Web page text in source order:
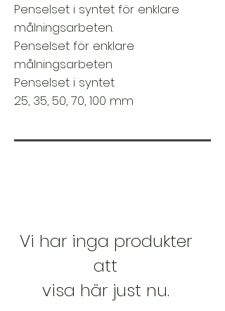
Penselset i syntet för enklare
målningsarbeten.
Penselset för enklare
målningsarbeten
Penselset i syntet
25, 35, 50, 70, 100 mm
Vi har inga produkter
att
visa här just nu.